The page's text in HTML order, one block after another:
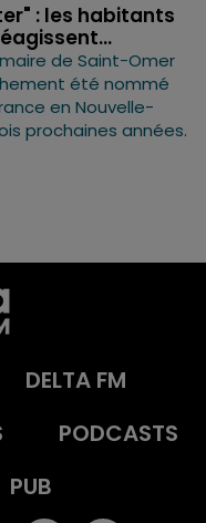
: les habitants
de Saint-Omer
été nommé
en Nouvelle-
prochaines années.
DELTA FM
PODCASTS
PUB